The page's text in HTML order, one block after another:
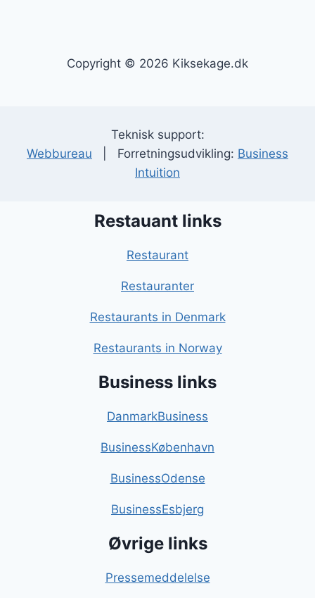
Copyright © 2026 Kiksekage.dk
Teknisk support:
Webbureau | Forretningsudvikling: Business
Intuition
Restauant links
Restaurant
Restauranter
Restaurants in Denmark
Restaurants in Norway
Business links
DanmarkBusiness
BusinessKøbenhavn
BusinessOdense
BusinessEsbjerg
Øvrige links
Pressemeddelelse